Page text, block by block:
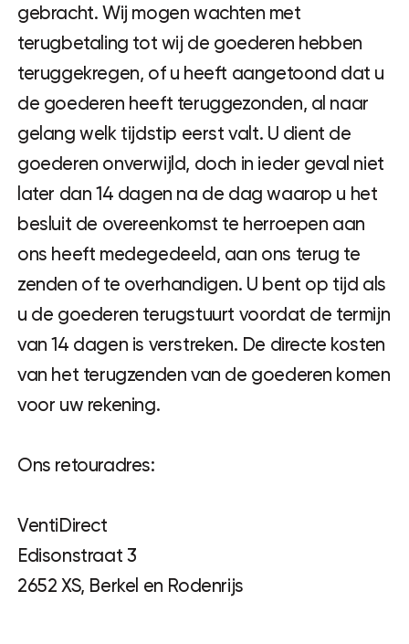
gebracht. Wij mogen wachten met
terugbetaling tot wij de goederen hebben
teruggekregen, of u heeft aangetoond dat u
de goederen heeft teruggezonden, al naar
gelang welk tijdstip eerst valt. U dient de
goederen onverwijld, doch in ieder geval niet
later dan 14 dagen na de dag waarop u het
besluit de overeenkomst te herroepen aan
ons heeft medegedeeld, aan ons terug te
zenden of te overhandigen. U bent op tijd als
u de goederen terugstuurt voordat de termijn
van 14 dagen is verstreken. De directe kosten
van het terugzenden van de goederen komen
voor uw rekening.
Ons retouradres:
VentiDirect
Edisonstraat 3
2652 XS, Berkel en Rodenrijs